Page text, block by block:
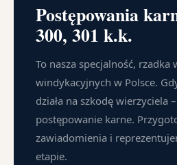
Postępowania
300, 301 k.k.
To nasza specjalność, rzadka
windykacyjnych w Polsce.
działa na szkodę wierzyciela
postępowanie karne.
zawiadomienia i
etapie.